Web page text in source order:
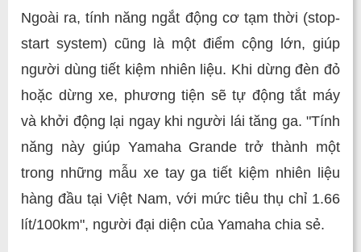
Ngoài ra, tính năng ngắt động cơ tạm thời (stop-
start system) cũng là một điểm cộng lớn, giúp
người dùng tiết kiệm nhiên liệu. Khi dừng đèn đỏ
hoặc dừng xe, phương tiện sẽ tự động tắt máy
và khởi động lại ngay khi người lái tăng ga. "Tính
năng này giúp Yamaha Grande trở thành một
trong những mẫu xe tay ga tiết kiệm nhiên liệu
hàng đầu tại Việt Nam, với mức tiêu thụ chỉ 1.66
lít/100km", người đại diện của Yamaha chia sẻ.